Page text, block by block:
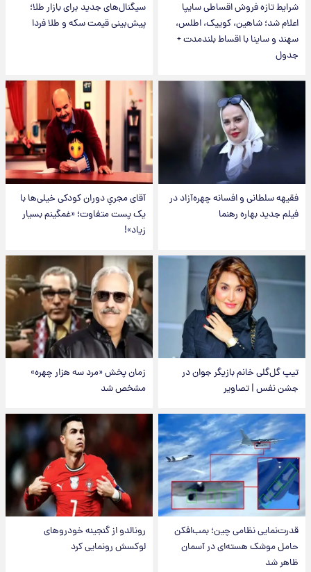
شرایط تازه فروش اقساطی سایپا
اعلام شد؛ شاهین، کوییک، اطلس،
سهند و ساینا با اقساط بلندمدت +
جدول
سیگنال‌های جدید برای بازار طلا؛
پیش‌بینی قیمت سکه و طلا فردا
فقیهه سلطانی و افسانه چهره‌آزاد در
فیلم جدید بهاره رهنما
آقای مجریِ دوران کودکی خیلی‌ها با
یک پست متفاوت؛ «غمگینم بسیار
زیاد»!
تیپ گل‌گلی خانم بازیگر جوان در
جشن نفس | تصاویر
زمان پخش «مرد سه هزار چهره»
مشخص شد
قدرت‌نمایی نظامی چین؛ بمب‌افکن
حامل موشک هسته‌ای در آسمان
ظاهر شد
رونالدو از گنجینه خودروهای
لوکسش رونمایی کرد